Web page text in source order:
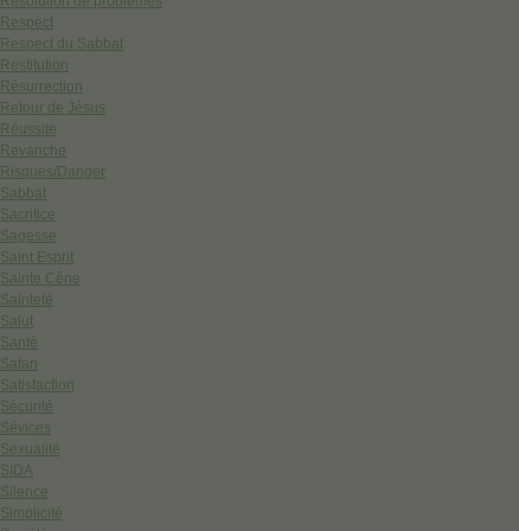
Respect
Respect du Sabbat
Restitution
Résurrection
Retour de Jésus
Réussite
Revanche
Risques/Danger
Sabbat
Sacrifice
Sagesse
Saint Esprit
Sainte Cêne
Sainteté
Salut
Santé
Satan
Satisfaction
Sécurité
Sévices
Sexualité
SIDA
Silence
Simplicité